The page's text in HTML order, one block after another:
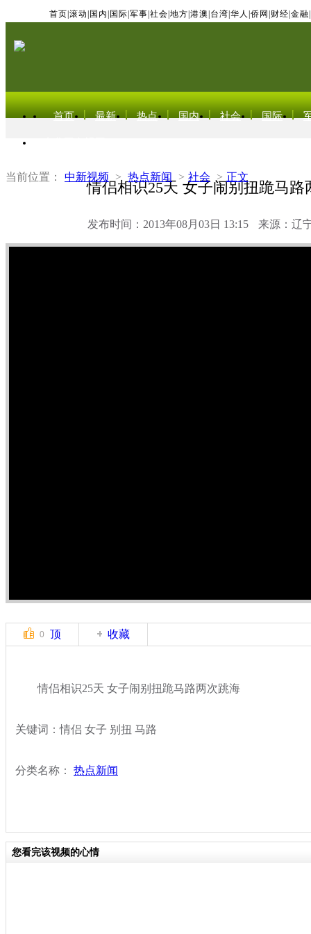
首页 滚动 国内 国际 军事 社会 地方 港澳 台湾 华人 侨网 财经 金融
首页 最新 热点 国内 社会 国际
当前位置： 中新视频 > 热点新闻 > 社会 > 正文
情侣相识25天 女子闹别扭跪马路
发布时间：2013年08月03日 13:15 来源：辽
0 顶 收藏
情侣相识25天 女子闹别扭跪马路两次跳海
关键词：情侣 女子 别扭 马路
分类名称： 热点新闻
您看完该视频的心情